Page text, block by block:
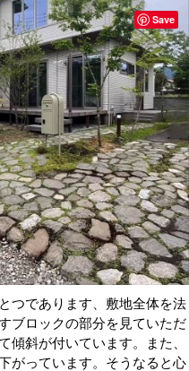
つであります、敷地全体を法
ブロックの部分を見ていただ
傾斜が付いています。また、
がっています。そうなると心
Save